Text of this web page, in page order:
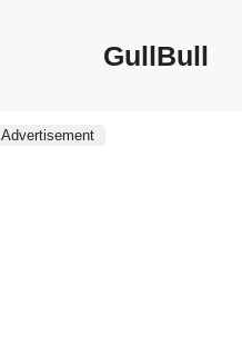
المحتوىGullBull
Advertisement